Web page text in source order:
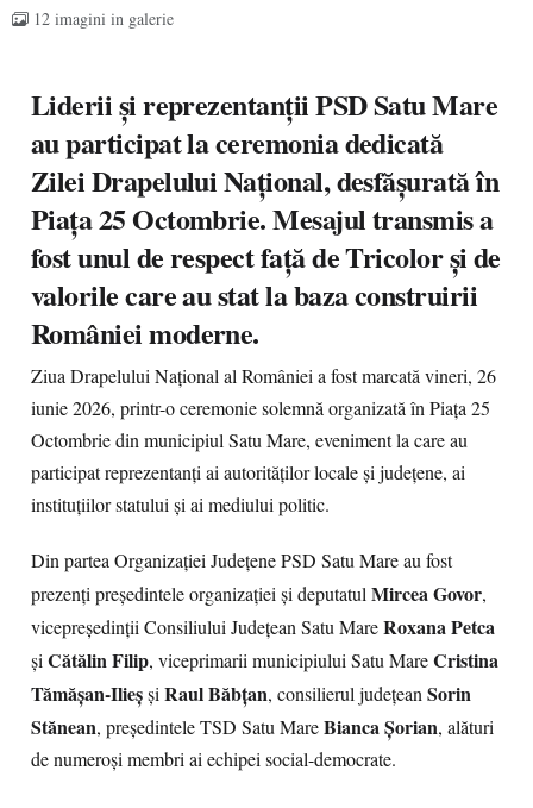
12 imagini in galerie
Liderii și reprezentanții PSD Satu Mare
au participat la ceremonia dedicată
Zilei Drapelului Național, desfășurată în
Piața 25 Octombrie. Mesajul transmis a
fost unul de respect față de Tricolor și de
valorile care au stat la baza construirii
României moderne.
Ziua Drapelului Național al României a fost marcată vineri, 26
iunie 2026, printr-o ceremonie solemnă organizată în Piața 25
Octombrie din municipiul Satu Mare, eveniment la care au
participat reprezentanți ai autorităților locale și județene, ai
instituțiilor statului și ai mediului politic.
Din partea Organizației Județene PSD Satu Mare au fost
prezenți președintele organizației și deputatulMircea Govor,
vicepreședinții Consiliului Județean Satu MareRoxana Petca
șiCătălin Filip, viceprimarii municipiului Satu MareCristina
Tămășan-IlieșșiRaul Băbțan, consilierul județeanSorin
Stănean, președintele TSD Satu MareBianca Șorian, alături
de numeroși membri ai echipei social-democrate.